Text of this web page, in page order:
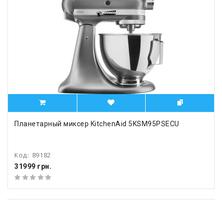
Планетарный миксер KitchenAid 5KSM95PSECU
Код: 89182
31999 грн.